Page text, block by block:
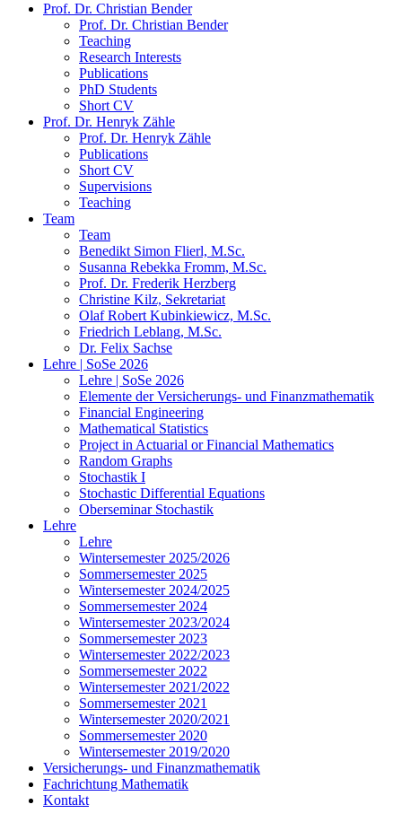
Prof. Dr. Christian Bender
Prof. Dr. Christian Bender
Teaching
Research Interests
Publications
PhD Students
Short CV
Prof. Dr. Henryk Zähle
Prof. Dr. Henryk Zähle
Publications
Short CV
Supervisions
Teaching
Team
Team
Benedikt Simon Flierl, M.Sc.
Susanna Rebekka Fromm, M.Sc.
Prof. Dr. Frederik Herzberg
Christine Kilz, Sekretariat
Olaf Robert Kubinkiewicz, M.Sc.
Friedrich Leblang, M.Sc.
Dr. Felix Sachse
Lehre | SoSe 2026
Lehre | SoSe 2026
Elemente der Versicherungs- und Finanzmathematik
Financial Engineering
Mathematical Statistics
Project in Actuarial or Financial Mathematics
Random Graphs
Stochastik I
Stochastic Differential Equations
Oberseminar Stochastik
Lehre
Lehre
Wintersemester 2025/2026
Sommersemester 2025
Wintersemester 2024/2025
Sommersemester 2024
Wintersemester 2023/2024
Sommersemester 2023
Wintersemester 2022/2023
Sommersemester 2022
Wintersemester 2021/2022
Sommersemester 2021
Wintersemester 2020/2021
Sommersemester 2020
Wintersemester 2019/2020
Versicherungs- und Finanzmathematik
Fachrichtung Mathematik
Kontakt